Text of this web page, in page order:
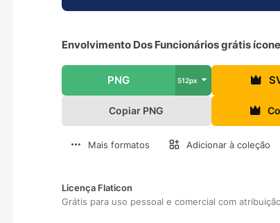
Envolvimento Dos Funcionários grátis ícone
PNG 512px
Copiar PNG
Mais formatos Adicionar à coleção
Licença Flaticon
Grátis para uso pessoal e comercial com